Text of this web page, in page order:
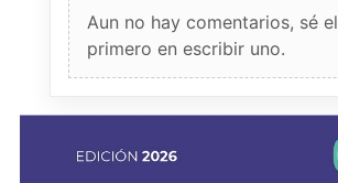
Aun no hay comentarios, sé el
primero en escribir uno.